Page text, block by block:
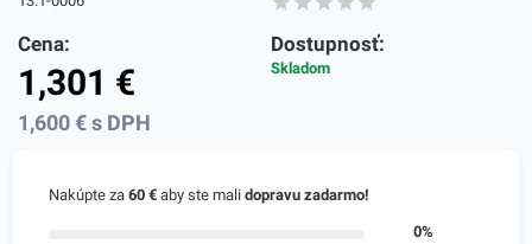
Cena:
1,301 €
1,600€ s DPH
Dostupnosť:
Skladom
Nakúpte za60 € aby ste malidopravu zadarmo!
0%